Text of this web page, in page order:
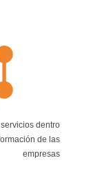
dentro
de las
empresas